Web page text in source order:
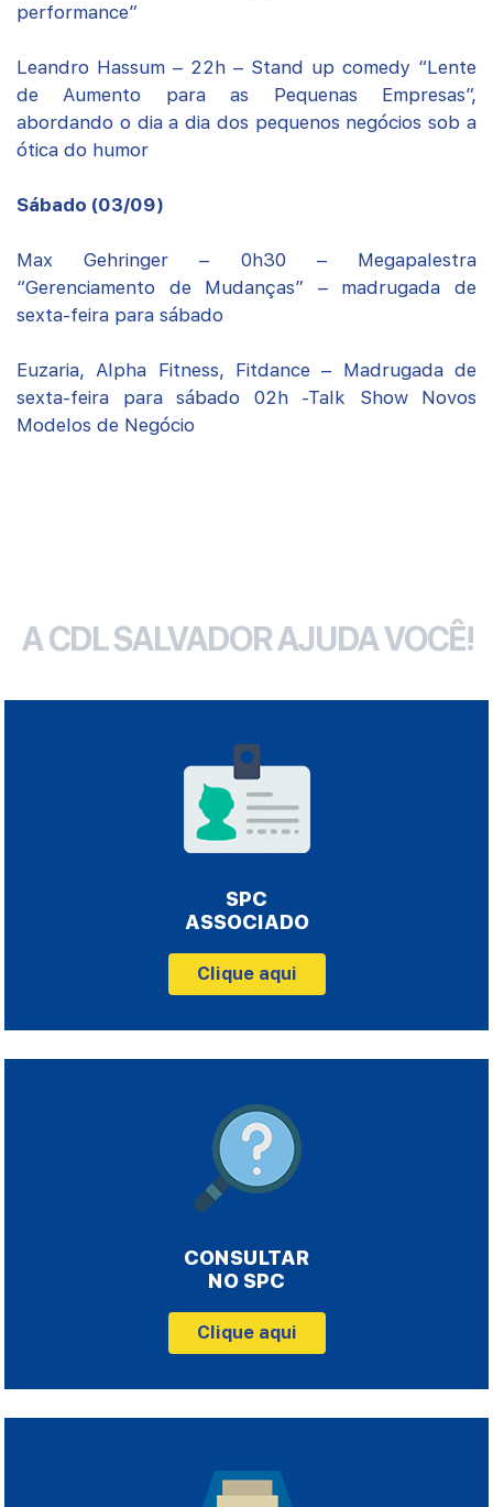
performance”
Leandro Hassum – 22h – Stand up comedy “Lente
de Aumento para as Pequenas Empresas”,
abordando o dia a dia dos pequenos negócios sob a
ótica do humor
Sábado (03/09)
Max Gehringer – 0h30 – Megapalestra
“Gerenciamento de Mudanças” – madrugada de
sexta-feira para sábado
Euzaria, Alpha Fitness, Fitdance – Madrugada de
sexta-feira para sábado 02h -Talk Show Novos
Modelos de Negócio
A CDL SALVADOR AJUDA VOCÊ!
SPC
ASSOCIADO
Clique aqui
CONSULTAR
NO SPC
Clique aqui